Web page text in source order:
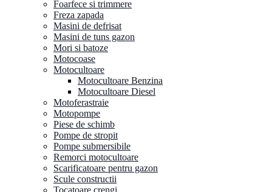
Foarfece si trimmere
Freza zapada
Masini de defrisat
Masini de tuns gazon
Mori si batoze
Motocoase
Motocultoare
Motocultoare Benzina
Motocultoare Diesel
Motoferastraie
Motopompe
Piese de schimb
Pompe de stropit
Pompe submersibile
Remorci motocultoare
Scarificatoare pentru gazon
Scule constructii
Tocatoare crengi